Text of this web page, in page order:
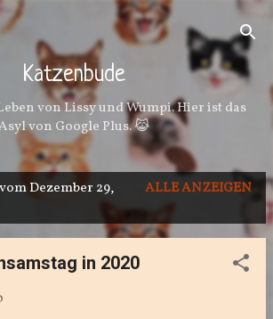
Direkt zum Hauptbereich
Katzenbude
von Lissy und Wumpi. Hier ist das
von Google Plus. 😹
Dezember 29,
ALLE ANZEIGEN
in 2020